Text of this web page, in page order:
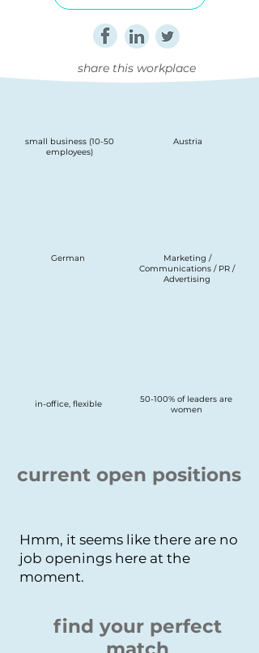
share this workplace
small business (10-50
employees)
Austria
German
Marketing /
Communications / PR /
Advertising
in-office, flexible
50-100% of leaders are
women
current open positions
Hmm, it seems like there are no
job openings here at the
moment.
find your perfect